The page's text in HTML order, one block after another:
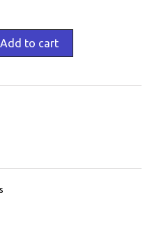
Add to cart